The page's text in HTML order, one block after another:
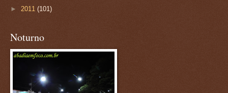
► 2011 (101)
Noturno